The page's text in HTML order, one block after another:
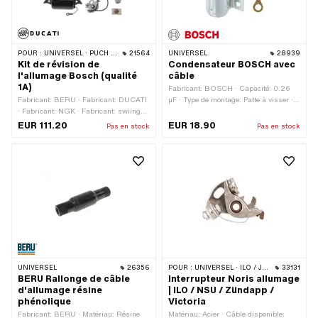
POUR : UNIVERSEL · PUCH · SACHS · ZÜNDAPP BELMONDO 21564
Kit de révision de
l'allumage Bosch (qualité
1A)
Fabricant: BERU · Fabricant: DUCATI
· Fabricant: NGK · Fabricant: swiing®
revival parts · Nombre de composants:
EUR 111.20 Pas en stock
UNIVERSEL 28939
Condensateur BOSCH avec
câble
Fabricant: BOSCH · Capacité: 0.26
µF · Type de montage: Patte à visser ·
trou de fixation: 4.4 mm · Ø extérieur:
totale: 40 mm · NSU numéro OEM: 33-
17-00-902 · Puch numéro BOSCH: 1
EUR 18.90 Pas en stock
UNIVERSEL 26356
BERU Rallonge de câble
d'allumage résine
phénolique
Fabricant: BERU · Matériau: Résine
POUR : UNIVERSEL · ILO / JLO · VICTORIA · ZÜNDAPP 33131
Interrupteur Noris allumage
| ILO / NSU / Zündapp /
Victoria
Matériau: Acier · Câble disponible: